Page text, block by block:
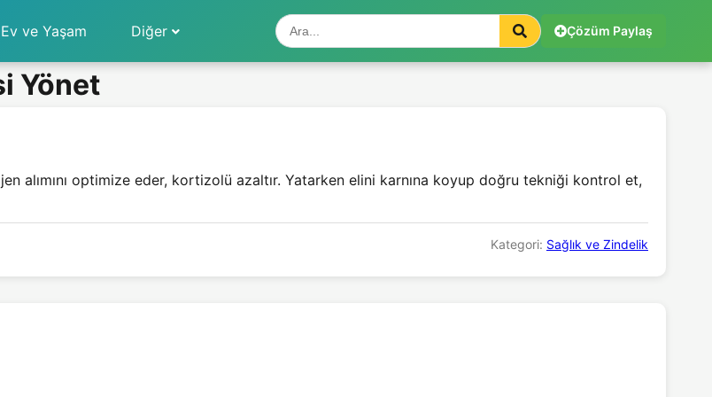
Ev ve Yaşam Diğer Çözüm Paylaş
Yönet
alımını optimize eder, kortizolü azaltır. Yatarken elini karnına koyup doğru tekniği kontrol et,
Kategori: Sağlık ve Zindelik